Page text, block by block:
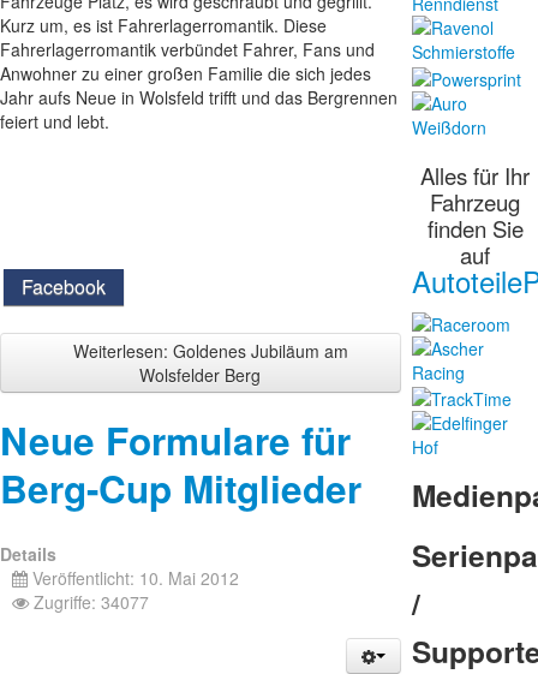
Kurz um, es ist Fahrerlagerromantik. Diese
Fahrerlagerromantik verbündet Fahrer, Fans und
Anwohner zu einer großen Familie die sich jedes
Jahr aufs Neue in Wolsfeld trifft und das Bergrennen
feiert und lebt.
Facebook
Weiterlesen: Goldenes Jubiläum am
Wolsfelder Berg
Neue Formulare für
Berg-Cup Mitglieder
Details
Veröffentlicht: 10. Mai 2012
Zugriffe: 34077
Alles für Ihr
Fahrzeug
finden Sie
auf
/